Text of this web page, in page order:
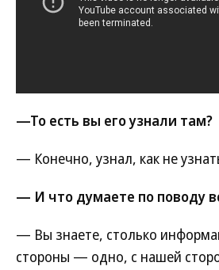
—То есть вы его узнали там?
— Конечно, узнал, как не
— И что думаете по поводу
— Вы знаете, столько
стороны — одно, с нашей